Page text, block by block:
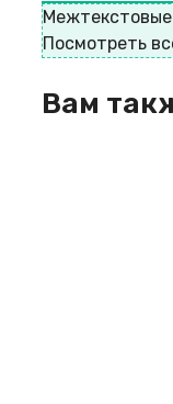
Посмотреть
Вам